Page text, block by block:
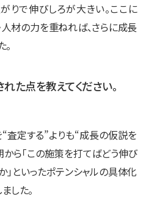
りで伸びしろが大きい。ここに
人材の力を重ねれば、さらに成長
た点を教えてください。
定する”よりも“成長の仮説を
から「この施策を打てばどう伸び
」といったポテンシャルの具体化
した。